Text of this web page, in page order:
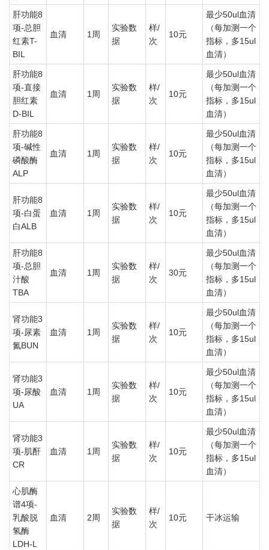
肝功能8
项-总胆
红素T-
BIL
血清 1周
实验数
据
样/
次
10元
最少50ul血清
（每加测一个
指标，多15ul
血清）
肝功能8
项-直接
胆红素
D-BIL
血清 1周
实验数
据
样/
次
10元
最少50ul血清
（每加测一个
指标，多15ul
血清）
肝功能8
项-碱性
磷酸酶
ALP
血清 1周
实验数
据
样/
次
10元
最少50ul血清
（每加测一个
指标，多15ul
血清）
肝功能8
项-白蛋
白ALB
血清 1周
实验数
据
样/
次
10元
最少50ul血清
（每加测一个
指标，多15ul
血清）
肝功能8
项-总胆
汁酸
TBA
血清 1周
实验数
据
样/
次
30元
最少50ul血清
（每加测一个
指标，多15ul
血清）
肾功能3
项-尿素
氮BUN
血清 1周
实验数
据
样/
次
10元
最少50ul血清
（每加测一个
指标，多15ul
血清）
肾功能3
项-尿酸
UA
血清 1周
实验数
据
样/
次
10元
最少50ul血清
（每加测一个
指标，多15ul
血清）
肾功能3
项-肌酐
CR
血清 1周
实验数
据
样/
次
10元
最少50ul血清
（每加测一个
指标，多15ul
血清）
心肌酶
谱4项-
乳酸脱
氢酶
LDH-L
血清 2周
实验数
据
样/
次
10元 干冰运输